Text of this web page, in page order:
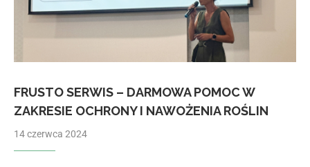
FRUSTO SERWIS – DARMOWA POMOC W
ZAKRESIE OCHRONY I NAWOŻENIA ROŚLIN
14 czerwca 2024